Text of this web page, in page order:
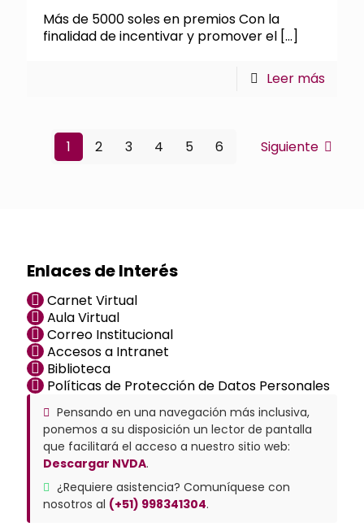
Más de 5000 soles en premios Con la
finalidad de incentivar y promover el […]
Leer más
1 2 3 4 5 6 Siguiente
Enlaces de Interés
Carnet Virtual
Aula Virtual
Correo Institucional
Accesos a Intranet
Biblioteca
Políticas de Protección de Datos Personales
Pensando en una navegación más inclusiva,
ponemos a su disposición un lector de pantalla
que facilitará el acceso a nuestro sitio web:
Descargar NVDA.
¿Requiere asistencia? Comuníquese con
nosotros al (+51) 998341304.